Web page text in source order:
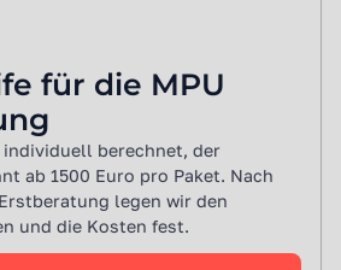
für die MPU
individuell berechnet, der
ab 1500 Euro pro Paket. Nach
legen wir den
und die Kosten fest.